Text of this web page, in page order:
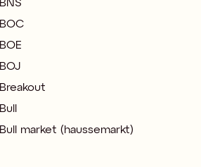
BNS
BOC
BOE
BOJ
Breakout
Bull
Bull market (haussemarkt)